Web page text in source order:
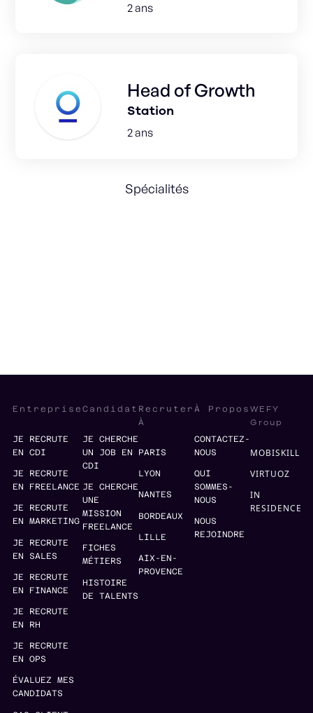
2 ans
Head of Growth
Station
2 ans
Spécialités
Entreprise
JE RECRUTE
EN CDI
JE RECRUTE
EN FREELANCE
JE RECRUTE
EN MARKETING
JE RECRUTE
EN SALES
JE RECRUTE
EN FINANCE
JE RECRUTE
EN RH
JE RECRUTE
EN OPS
ÉVALUEZ MES
CANDIDATS
Candidat
JE CHERCHE
UN JOB EN
CDI
JE CHERCHE
UNE
MISSION
FREELANCE
FICHES
MÉTIERS
HISTOIRE
DE TALENTS
Recruter
À
PARIS
LYON
NANTES
BORDEAUX
LILLE
AIX-EN-
PROVENCE
À Propos
CONTACTEZ-
NOUS
QUI
SOMMES-
NOUS
NOUS
REJOINDRE
WEFY
Group
MOBISKILL
VIRTUOZ
IN
RESIDENCE